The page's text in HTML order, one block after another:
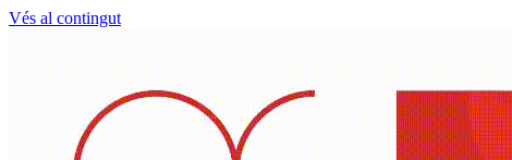
Vés al contingut